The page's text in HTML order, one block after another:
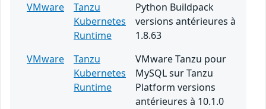
VMware
Tanzu
Kubernetes
Runtime
Python Buildpack
versions antérieures à
1.8.63
VMware
Tanzu
Kubernetes
Runtime
VMware Tanzu pour
MySQL sur Tanzu
Platform versions
antérieures à 10.1.0